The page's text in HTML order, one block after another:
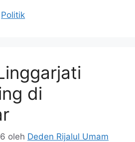
Politik
di
oleh Deden Rijalul Umam